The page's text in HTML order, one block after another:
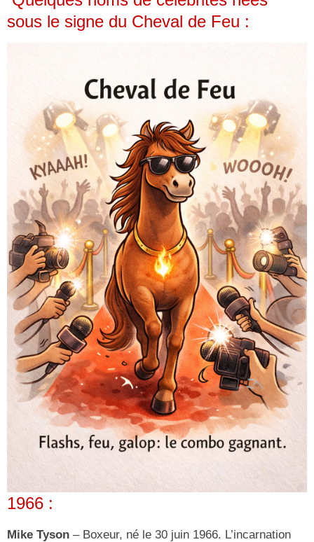
sous le signe du Cheval de Feu :
1966 :
Mike Tyson – Boxeur, né le 30 juin 1966. L’incarnation